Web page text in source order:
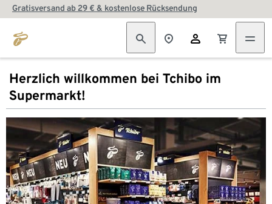
Gratisversand ab 29 € & kostenlose Rücksendung
Herzlich willkommen bei Tchibo im
Supermarkt!